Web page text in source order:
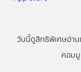
วันนี้ดูสิทธิพิเศษอ่าน
คอม